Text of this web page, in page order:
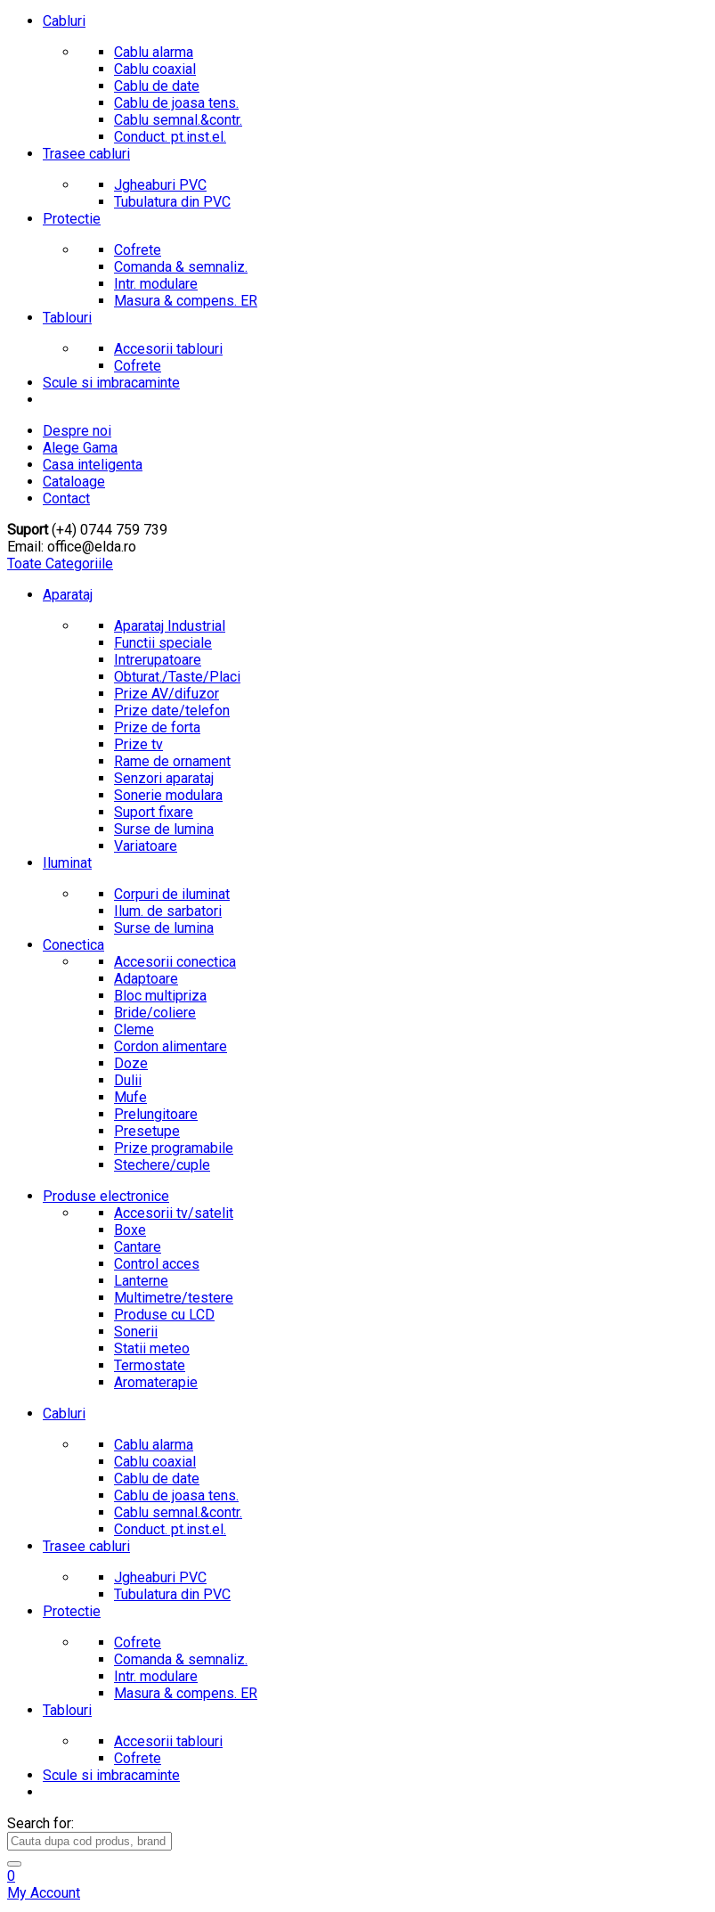
Cabluri
Cablu alarma
Cablu coaxial
Cablu de date
Cablu de joasa tens.
Cablu semnal.&contr.
Conduct. pt.inst.el.
Trasee cabluri
Jgheaburi PVC
Tubulatura din PVC
Protectie
Cofrete
Comanda & semnaliz.
Intr. modulare
Masura & compens. ER
Tablouri
Accesorii tablouri
Cofrete
Scule si imbracaminte
Despre noi
Alege Gama
Casa inteligenta
Cataloage
Contact
Suport(+4) 0744 759 739
Email: office@elda.ro
Toate Categoriile
Aparataj
Aparataj Industrial
Functii speciale
Intrerupatoare
Obturat./Taste/Placi
Prize AV/difuzor
Prize date/telefon
Prize de forta
Prize tv
Rame de ornament
Senzori aparataj
Sonerie modulara
Suport fixare
Surse de lumina
Variatoare
Iluminat
Corpuri de iluminat
Ilum. de sarbatori
Surse de lumina
Conectica
Accesorii conectica
Adaptoare
Bloc multipriza
Bride/coliere
Cleme
Cordon alimentare
Doze
Dulii
Mufe
Prelungitoare
Presetupe
Prize programabile
Stechere/cuple
Produse electronice
Accesorii tv/satelit
Boxe
Cantare
Control acces
Lanterne
Multimetre/testere
Produse cu LCD
Sonerii
Statii meteo
Termostate
Aromaterapie
Cabluri
Cablu alarma
Cablu coaxial
Cablu de date
Cablu de joasa tens.
Cablu semnal.&contr.
Conduct. pt.inst.el.
Trasee cabluri
Jgheaburi PVC
Tubulatura din PVC
Protectie
Cofrete
Comanda & semnaliz.
Intr. modulare
Masura & compens. ER
Tablouri
Accesorii tablouri
Cofrete
Scule si imbracaminte
Search for:
0
My Account